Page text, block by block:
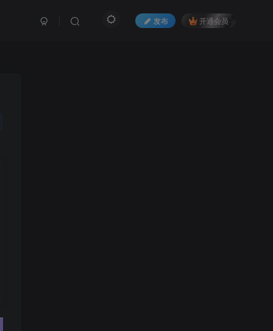
发布 开通会员